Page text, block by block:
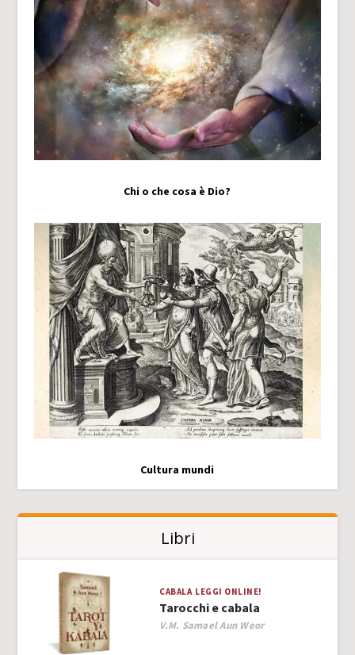
Chi o che cosa è Dio?
Cultura mundi
Libri
CABALA LEGGI ONLINE!
Tarocchi e cabala
Author
V.M. Samael Aun Weor